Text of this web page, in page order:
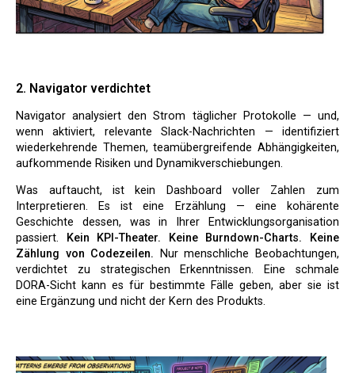
2. Navigator verdichtet
Navigator analysiert den Strom täglicher Protokolle — und,
wenn aktiviert, relevante Slack-Nachrichten — identifiziert
wiederkehrende Themen, teamübergreifende Abhängigkeiten,
aufkommende Risiken und Dynamikverschiebungen.
Was auftaucht, ist kein Dashboard voller Zahlen zum
Interpretieren. Es ist eine Erzählung — eine kohärente
Geschichte dessen, was in Ihrer Entwicklungsorganisation
passiert.
Kein KPI-Theater. Keine Burndown-Charts. Keine
Zählung von Codezeilen. Nur menschliche Beobachtungen,
verdichtet zu strategischen Erkenntnissen. Eine schmale
DORA-Sicht kann es für bestimmte Fälle geben, aber sie ist
eine Ergänzung und nicht der Kern des Produkts.